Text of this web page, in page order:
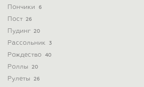
Пончики 6
Пост 26
Пудинг 20
Рассольник 3
Рождество 40
Роллы 20
Рулеты 26